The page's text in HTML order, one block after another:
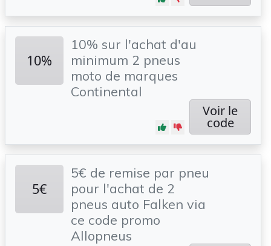
10%
10% sur l'achat d'au
minimum 2 pneus
moto de marques
Continental
Voir le
code
5€
5€ de remise par pneu
pour l'achat de 2
pneus auto Falken via
ce code promo
Allopneus